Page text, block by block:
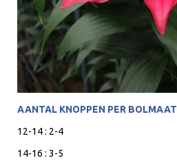
AANTAL KNOPPEN PER BOLMAAT
12-14 : 2-4
14-16 : 3-5